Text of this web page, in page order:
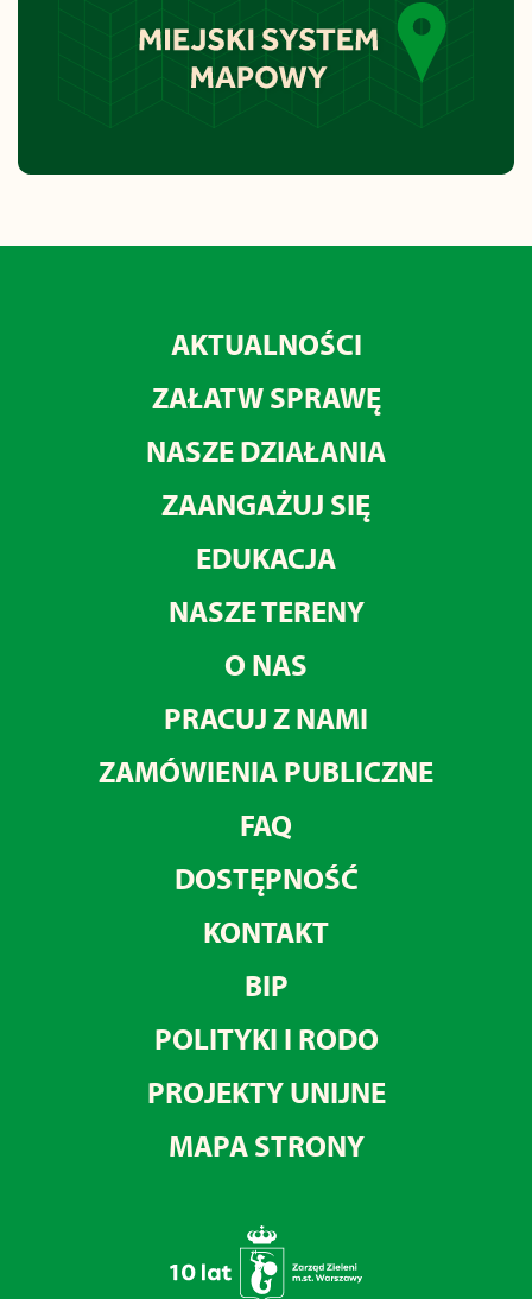
AKTUALNOŚCI
ZAŁATW SPRAWĘ
NASZE DZIAŁANIA
ZAANGAŻUJ SIĘ
EDUKACJA
NASZE TERENY
O NAS
PRACUJ Z NAMI
ZAMÓWIENIA PUBLICZNE
FAQ
DOSTĘPNOŚĆ
KONTAKT
BIP
POLITYKI I RODO
PROJEKTY UNIJNE
MAPA STRONY